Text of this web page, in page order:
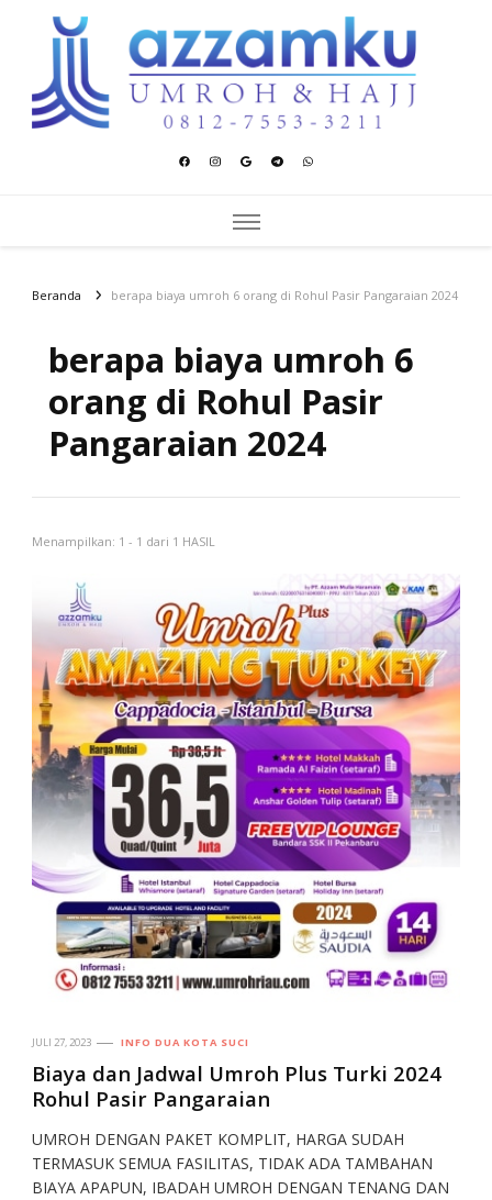
Azzamku Umroh dan Hajj
Beranda berapa biaya umroh 6 orang di Rohul Pasir Pangaraian 2024
berapa biaya umroh 6
orang di Rohul Pasir
Pangaraian 2024
Menampilkan: 1 - 1 dari 1 HASIL
JULI 27, 2023 INFO DUA KOTA SUCI
Biaya dan Jadwal Umroh Plus Turki 2024
Rohul Pasir Pangaraian
UMROH DENGAN PAKET KOMPLIT, HARGA SUDAH
TERMASUK SEMUA FASILITAS, TIDAK ADA TAMBAHAN
BIAYA APAPUN, IBADAH UMROH DENGAN TENANG DAN